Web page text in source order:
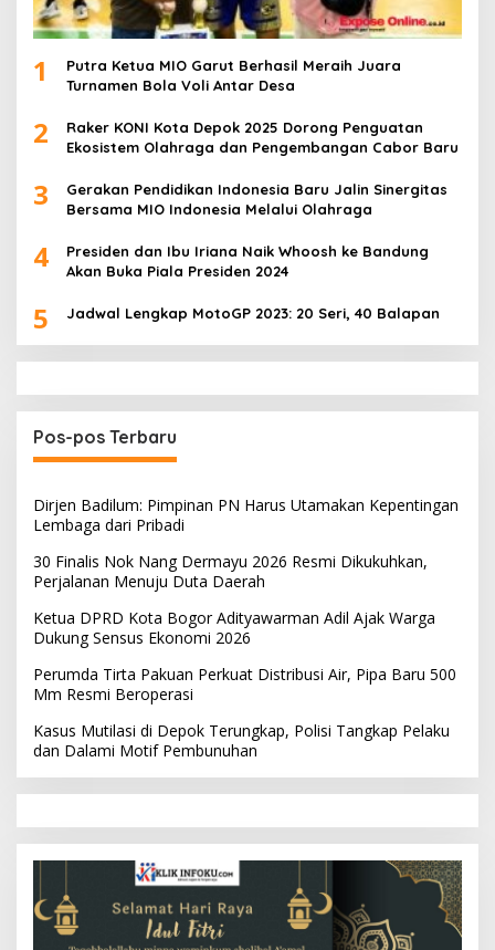
1
Putra Ketua MIO Garut Berhasil Meraih Juara
Turnamen Bola Voli Antar Desa
2
Raker KONI Kota Depok 2025 Dorong Penguatan
Ekosistem Olahraga dan Pengembangan Cabor Baru
3
Gerakan Pendidikan Indonesia Baru Jalin Sinergitas
Bersama MIO Indonesia Melalui Olahraga
4
Presiden dan Ibu Iriana Naik Whoosh ke Bandung
Akan Buka Piala Presiden 2024
5 Jadwal Lengkap MotoGP 2023: 20 Seri, 40 Balapan
Pos-pos Terbaru
Dirjen Badilum: Pimpinan PN Harus Utamakan Kepentingan
Lembaga dari Pribadi
30 Finalis Nok Nang Dermayu 2026 Resmi Dikukuhkan,
Perjalanan Menuju Duta Daerah
Ketua DPRD Kota Bogor Adityawarman Adil Ajak Warga
Dukung Sensus Ekonomi 2026
Perumda Tirta Pakuan Perkuat Distribusi Air, Pipa Baru 500
Mm Resmi Beroperasi
Kasus Mutilasi di Depok Terungkap, Polisi Tangkap Pelaku
dan Dalami Motif Pembunuhan